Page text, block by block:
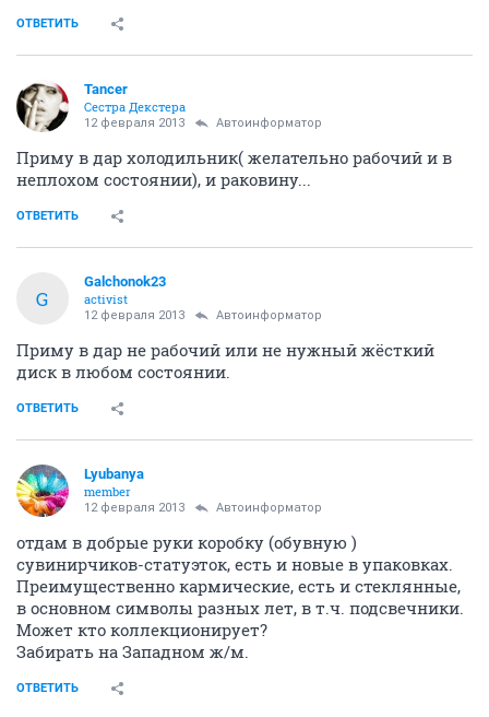
ОТВЕТИТЬ
Tancer
Сестра Декстера
12 февраля 2013 Автоинформатор
Приму в дар холодильник( желательно рабочий и в
неплохом состоянии), и раковину...
ОТВЕТИТЬ
G
Galchonok23
activist
12 февраля 2013 Автоинформатор
Приму в дар не рабочий или не нужный жёсткий
диск в любом состоянии.
ОТВЕТИТЬ
Lyubanya
member
12 февраля 2013 Автоинформатор
отдам в добрые руки коробку (обувную )
сувинирчиков-статуэток, есть и новые в упаковках.
Преимущественно кармические, есть и стеклянные,
в основном символы разных лет, в т.ч. подсвечники.
Может кто коллекционирует?
Забирать на Западном ж/м.
ОТВЕТИТЬ